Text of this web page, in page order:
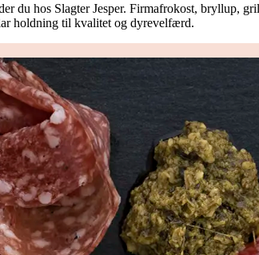
du hos Slagter Jesper. Firmafrokost, bryllup,
holdning til kvalitet og dyrevelfærd.